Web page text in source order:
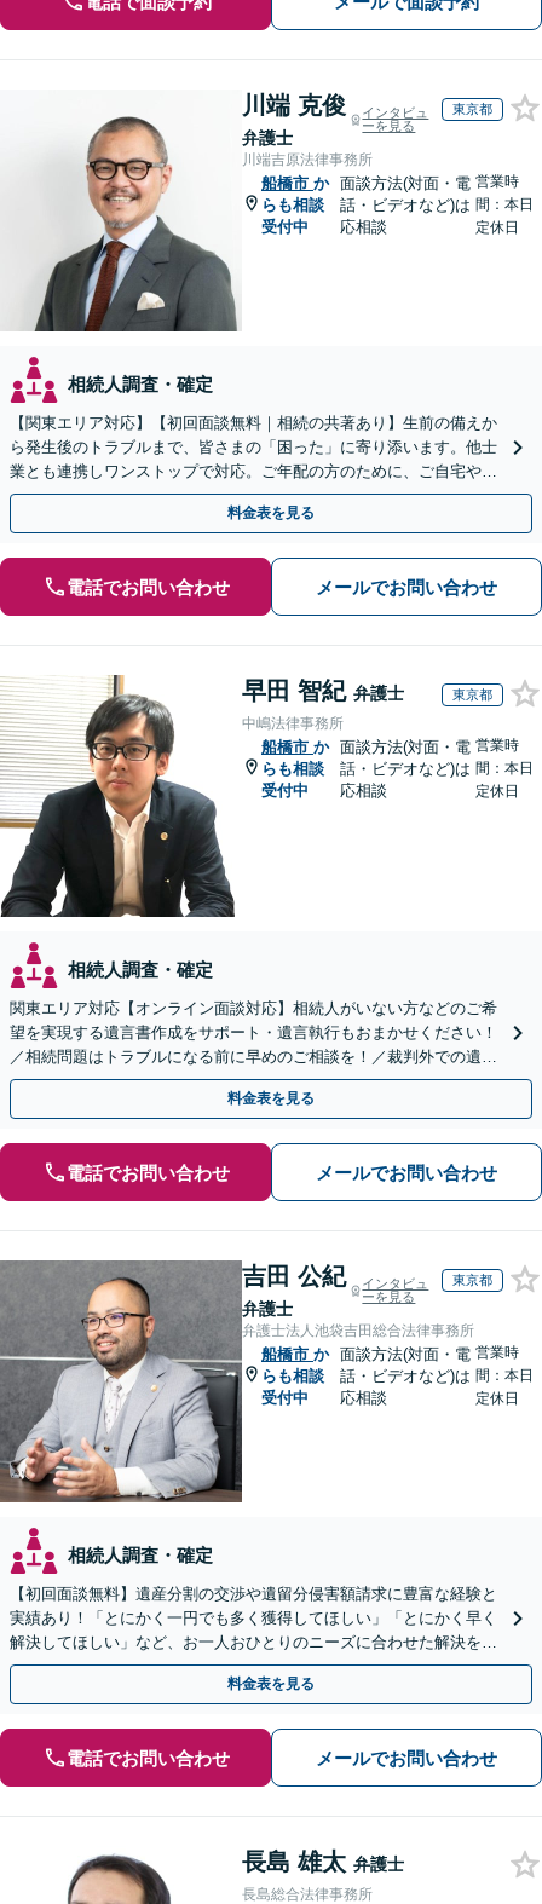
川端 克俊
弁護士
インタビュ
ーを見る
東京都
川端吉原法律事務所
船橋市 か
らも相談
受付中
面談方法(対面・電
話・ビデオなど)は
応相談
営業時
間：本日
定休日
相続人調査・確定
【関東エリア対応】【初回面談無料｜相続の共著あり】生前の備えか
ら発生後のトラブルまで、皆さまの「困った」に寄り添います。他士
業とも連携しワンストップで対応。ご年配の方のために、ご自宅やご
近所への出張相談も実施【秘密厳守｜休日・夜間相談可】
料金表を見る
電話でお問い合わせ メールでお問い合わせ
早田 智紀 弁護士 東京都
中嶋法律事務所
船橋市 か
らも相談
受付中
面談方法(対面・電
話・ビデオなど)は
応相談
営業時
間：本日
定休日
相続人調査・確定
関東エリア対応【オンライン面談対応】相続人がいない方などのご希
望を実現する遺言書作成をサポート・遺言執行もおまかせください！
／相続問題はトラブルになる前に早めのご相談を！／裁判外での遺産
分割協議の経験多数【完全個室】
料金表を見る
電話でお問い合わせ メールでお問い合わせ
吉田 公紀
弁護士
インタビュ
ーを見る
東京都
弁護士法人池袋吉田総合法律事務所
船橋市 か
らも相談
受付中
面談方法(対面・電
話・ビデオなど)は
応相談
営業時
間：本日
定休日
相続人調査・確定
【初回面談無料】遺産分割の交渉や遺留分侵害額請求に豊富な経験と
実績あり！「とにかく一円でも多く獲得してほしい」「とにかく早く
解決してほしい」など、お一人おひとりのニーズに合わせた解決を目
指します【WEB面談可】
料金表を見る
電話でお問い合わせ メールでお問い合わせ
長島 雄太 弁護士
長島総合法律事務所